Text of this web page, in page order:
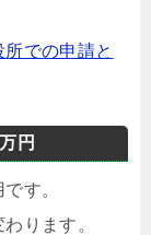
での申請と
円
す。
ります。